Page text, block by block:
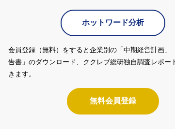
ホットワード分析
会員登録（無料）をすると企業別の「中期経営計画」
告書」のダウンロード、ククレブ総研独自調査レポー
きます。
無料会員登録